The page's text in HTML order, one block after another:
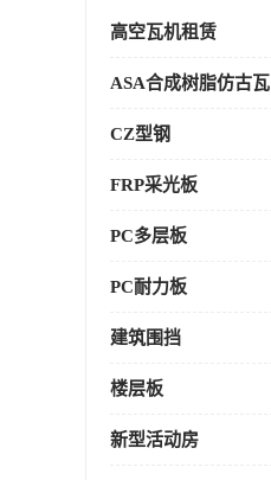
高空瓦机租赁
ASA合成树脂仿古瓦
CZ型钢
FRP采光板
PC多层板
PC耐力板
建筑围挡
楼层板
新型活动房